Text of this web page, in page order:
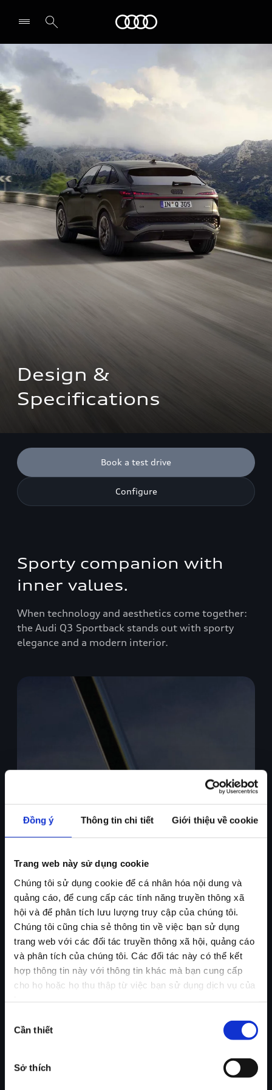
Đồng ý Thông tin chi tiết Giới thiệu về cookie
Trang web này sử dụng cookie
Chúng tôi sử dụng cookie để cá nhân hóa nội dung và
quảng cáo, để cung cấp các tính năng truyền thông xã
hội và để phân tích lưu lượng truy cập của chúng tôi.
Chúng tôi cũng chia sẻ thông tin về việc bạn sử dụng
trang web với các đối tác truyền thông xã hội, quảng cáo
và phân tích của chúng tôi. Các đối tác này có thể kết
hợp thông tin này với thông tin khác mà bạn cung cấp
cho họ hoặc họ thu thập từ việc bạn sử dụng dịch vụ của
chọn
thuận
Cần thiết
Sở thích
Select dealer
Design & Specifications
Book a test drive
Design &
Specifications
Book a test drive
Configure
Sporty companion with
inner values.
When technology and aesthetics come together:
the Audi Q3 Sportback stands out with sporty
elegance and a modern interior.